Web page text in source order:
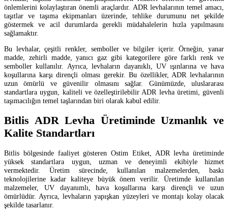
önlemlerini kolaylaştıran önemli araçlardır. ADR levhalarının temel amacı,
taşıtlar ve taşıma ekipmanları üzerinde, tehlike durumunu net şekilde
göstermek ve acil durumlarda gerekli müdahalelerin hızla yapılmasını
sağlamaktır.
Bu levhalar, çeşitli renkler, semboller ve bilgiler içerir. Örneğin, yanar
madde, zehirli madde, yanıcı gaz gibi kategorilere göre farklı renk ve
semboller kullanılır. Ayrıca, levhaların dayanıklı, UV ışınlarına ve hava
koşullarına karşı dirençli olması gerekir. Bu özellikler, ADR levhalarının
uzun ömürlü ve güvenilir olmasını sağlar. Günümüzde, uluslararası
standartlara uygun, kaliteli ve özelleştirilebilir ADR levha üretimi, güvenli
taşımacılığın temel taşlarından biri olarak kabul edilir.
Bitlis ADR Levha Üretiminde Uzmanlık ve
Kalite Standartları
Bitlis bölgesinde faaliyet gösteren Ostim Etiket, ADR levha üretiminde
yüksek standartlara uygun, uzman ve deneyimli ekibiyle hizmet
vermektedir. Üretim sürecinde, kullanılan malzemelerden, baskı
teknolojilerine kadar kaliteye büyük önem verilir. Üretimde kullanılan
malzemeler, UV dayanımlı, hava koşullarına karşı dirençli ve uzun
ömürlüdür. Ayrıca, levhaların yapışkan yüzeyleri ve montajı kolay olacak
şekilde tasarlanır.